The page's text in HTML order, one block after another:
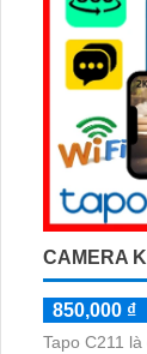
CAMERA
850,000 ₫
Tapo C211